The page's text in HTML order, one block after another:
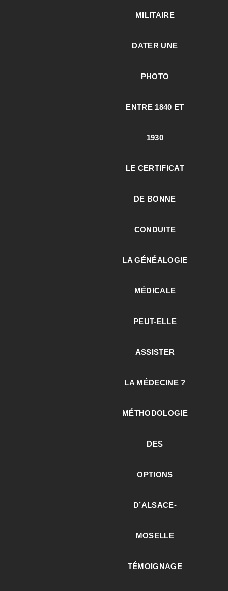
MILITAIRE
DATER UNE
PHOTO
ENTRE 1840 ET
1930
LE CERTIFICAT
DE BONNE
CONDUITE
LA GÉNÉALOGIE
MÉDICALE
PEUT-ELLE
ASSISTER
LA MÉDECINE ?
MÉTHODOLOGIE
DES
OPTIONS
D’ALSACE-
MOSELLE
TÉMOIGNAGE